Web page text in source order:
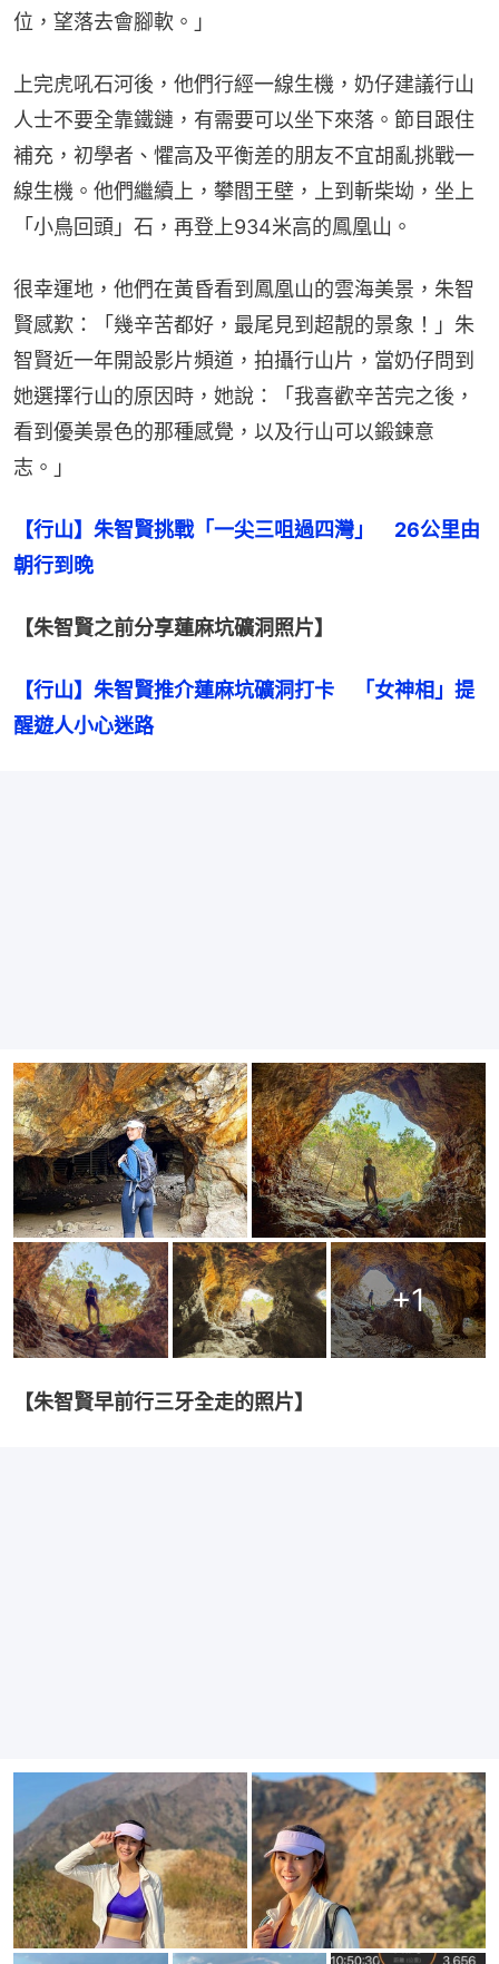
位，望落去會腳軟。」
上完虎吼石河後，他們行經一線生機，奶仔建議行山
人士不要全靠鐵鏈，有需要可以坐下來落。節目跟住
補充，初學者、懼高及平衡差的朋友不宜胡亂挑戰一
線生機。他們繼續上，攀閻王壁，上到斬柴坳，坐上
「小鳥回頭」石，再登上934米高的鳳凰山。
很幸運地，他們在黃昏看到鳳凰山的雲海美景，朱智
賢感歎：「幾辛苦都好，最尾見到超靚的景象！」朱
智賢近一年開設影片頻道，拍攝行山片，當奶仔問到
她選擇行山的原因時，她說：「我喜歡辛苦完之後，
看到優美景色的那種感覺，以及行山可以鍛鍊意
志。」
【行山】朱智賢挑戰「一尖三咀過四灣」　26公里由
朝行到晚
【朱智賢之前分享蓮麻坑礦洞照片】
【行山】朱智賢推介蓮麻坑礦洞打卡　「女神相」提
醒遊人小心迷路
+1
【朱智賢早前行三牙全走的照片】